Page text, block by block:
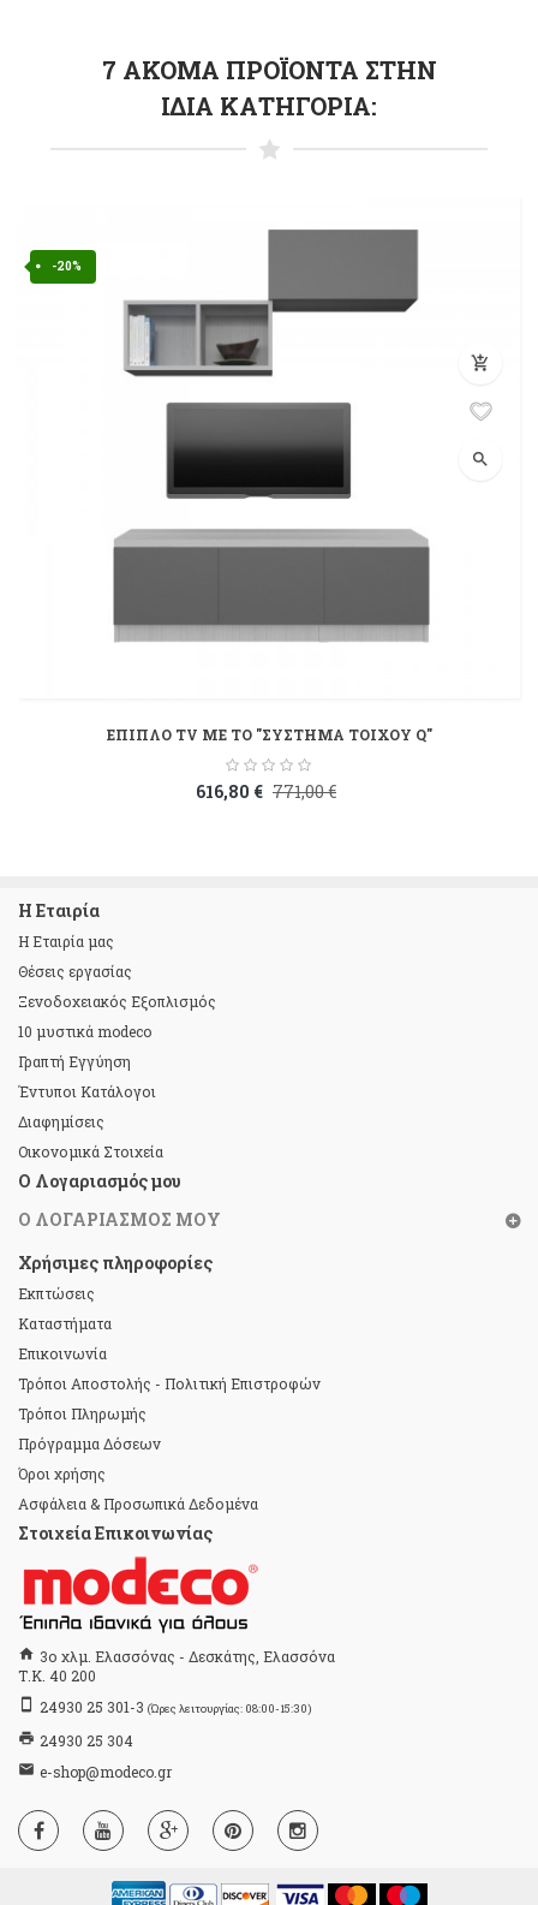
7 ΑΚΌΜΑ ΠΡΟΪΌΝΤΑ ΣΤΗΝ
ΊΔΙΑ ΚΑΤΗΓΟΡΊΑ:
-20%
add_shopping_cart
search
ΕΠΙΠΛΟ TV ME ΤΟ "ΣΥΣΤHΜΑ ΤΟΙΧΟΥ Q"
616,80 € 771,00 €
Η Εταιρία
Η Εταιρία μας
Θέσεις εργασίας
Ξενοδοχειακός Εξοπλισμός
10 μυστικά modeco
Γραπτή Εγγύηση
Έντυποι Κατάλογοι
Διαφημίσεις
Οικονομικά Στοιχεία
Ο Λογαριασμός μου
Ο ΛΟΓΑΡΙΑΣΜΌΣ ΜΟΥ
Χρήσιμες πληροφορίες
Εκπτώσεις
Καταστήματα
Επικοινωνία
Τρόποι Αποστολής - Πολιτική Επιστροφών
Τρόποι Πληρωμής
Πρόγραμμα Δόσεων
Όροι χρήσης
Ασφάλεια & Προσωπικά Δεδομένα
Στοιχεία Επικοινωνίας
home 3ο χλμ. Ελασσόνας - Δεσκάτης, Ελασσόνα
Τ.Κ. 40 200
stay_primary_portrait 24930 25 301-3 (Ώρες λειτουργίας: 08:00-15:30)
print 24930 25 304
email e-shop@modeco.gr